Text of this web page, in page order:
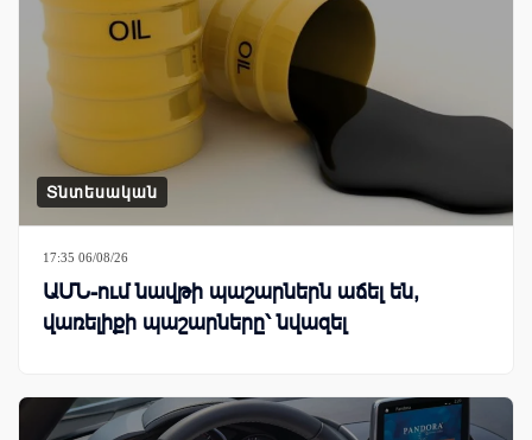
Տնտեսական
17:35 06/08/26
ԱՄՆ-ում նավթի պաշարներն աճել են,
վառելիքի պաշարները՝ նվազել